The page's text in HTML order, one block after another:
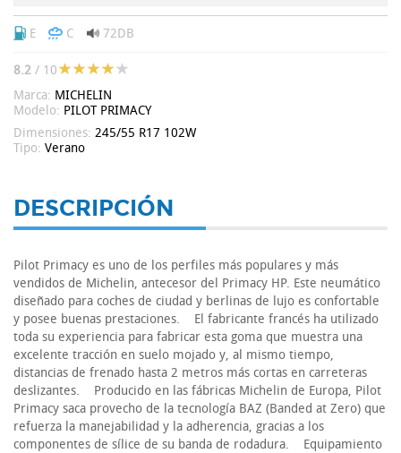
E C 72DB
8.2 / 10
Marca: MICHELIN
Modelo: PILOT PRIMACY
Dimensiones: 245/55 R17 102W
Tipo: Verano
DESCRIPCIÓN
Pilot Primacy es uno de los perfiles más populares y más
vendidos de Michelin, antecesor del Primacy HP. Este neumático
diseñado para coches de ciudad y berlinas de lujo es confortable
y posee buenas prestaciones. El fabricante francés ha utilizado
toda su experiencia para fabricar esta goma que muestra una
excelente tracción en suelo mojado y, al mismo tiempo,
distancias de frenado hasta 2 metros más cortas en carreteras
deslizantes. Producido en las fábricas Michelin de Europa, Pilot
Primacy saca provecho de la tecnología BAZ (Banded at Zero) que
refuerza la manejabilidad y la adherencia, gracias a los
componentes de sílice de su banda de rodadura. Equipamiento